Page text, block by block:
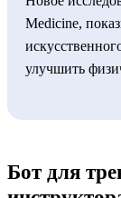
Medicine,
улучшить
Бот для